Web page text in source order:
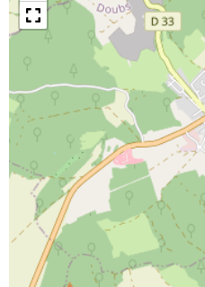
Horodatage